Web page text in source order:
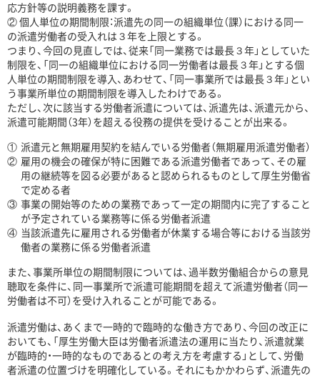
応方針等の説明義務を課す。
② 個人単位の期間制限：派遣先の同一の組織単位（課）における同一
の派遣労働者の受入れは３年を上限とする。
つまり、今回の見直しでは、従来「同一業務では最長３年」としていた
制限を、「同一の組織単位における同一労働者は最長３年」とする個
人単位の期間制限を導入、あわせて、「同一事業所では最長３年」とい
う事業所単位の期間制限を導入したわけである。
ただし、次に該当する労働者派遣については、派遣先は、派遣元から、
派遣可能期間（3年）を超える役務の提供を受けることが出来る。
① 派遣元と無期雇用契約を結んでいる労働者（無期雇用派遣労働者）
② 雇用の機会の確保が特に困難である派遣労働者であって、その雇
用の継続等を図る必要があると認められるものとして厚生労働省
で定める者
③ 事業の開始等のための業務であって一定の期間内に完了すること
が予定されている業務等に係る労働者派遣
④ 当該派遣先に雇用される労働者が休業する場合等における当該労
働者の業務に係る労働者派遣
また、事業所単位の期間制限については、過半数労働組合からの意見
聴取を条件に、同一事業所で派遣可能期間を超えて派遣労働者（同一
労働者は不可）を受け入れることが可能である。
派遣労働は、あくまで一時的で臨時的な働き方であり、今回の改正に
おいても、「厚生労働大臣は労働者派遣法の運用に当たり、派遣就業
が臨時的・一時的なものであるとの考え方を考慮する」として、労働
者派遣の位置づけを明確化している。それにもかかわらず、派遣先の